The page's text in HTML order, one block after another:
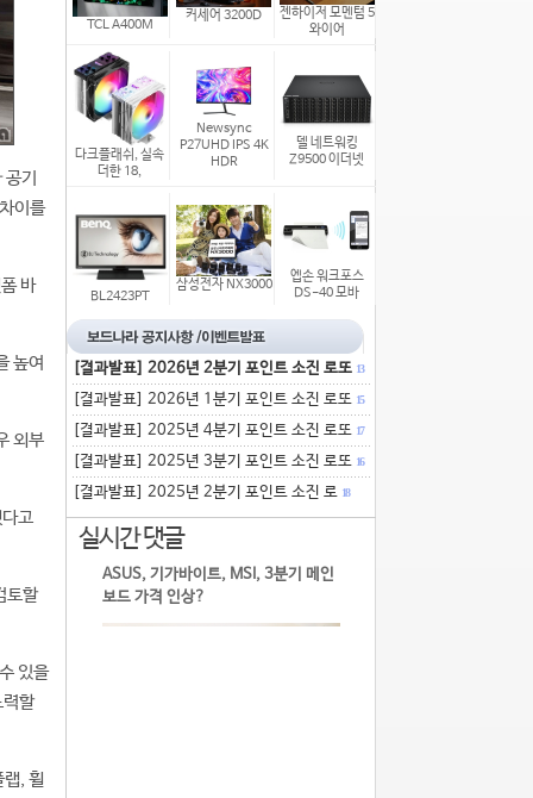
기
이를
바
높여
외부
고
토할
있을
력할
, 휠
TCL A400M
커세어 3200D
젠하이저 모멘텀 5
와이어
다크플래쉬, 실속
더한 18,
Newsync
P27UHD IPS 4K
HDR
델 네트워킹
Z9500 이더넷
BL2423PT
삼성전자 NX3000
엡손 워크포스
DS-40 모바
[결과발표] 2026년 2분기 포인트 소진 로또 13
[결과발표] 2026년 1분기 포인트 소진 로또 15
[결과발표] 2025년 4분기 포인트 소진 로또 17
[결과발표] 2025년 3분기 포인트 소진 로또 16
[결과발표] 2025년 2분기 포인트 소진 로 18
실시간 댓글
ASUS, 기가바이트, MSI, 3분기 메인
보드 가격 인상?